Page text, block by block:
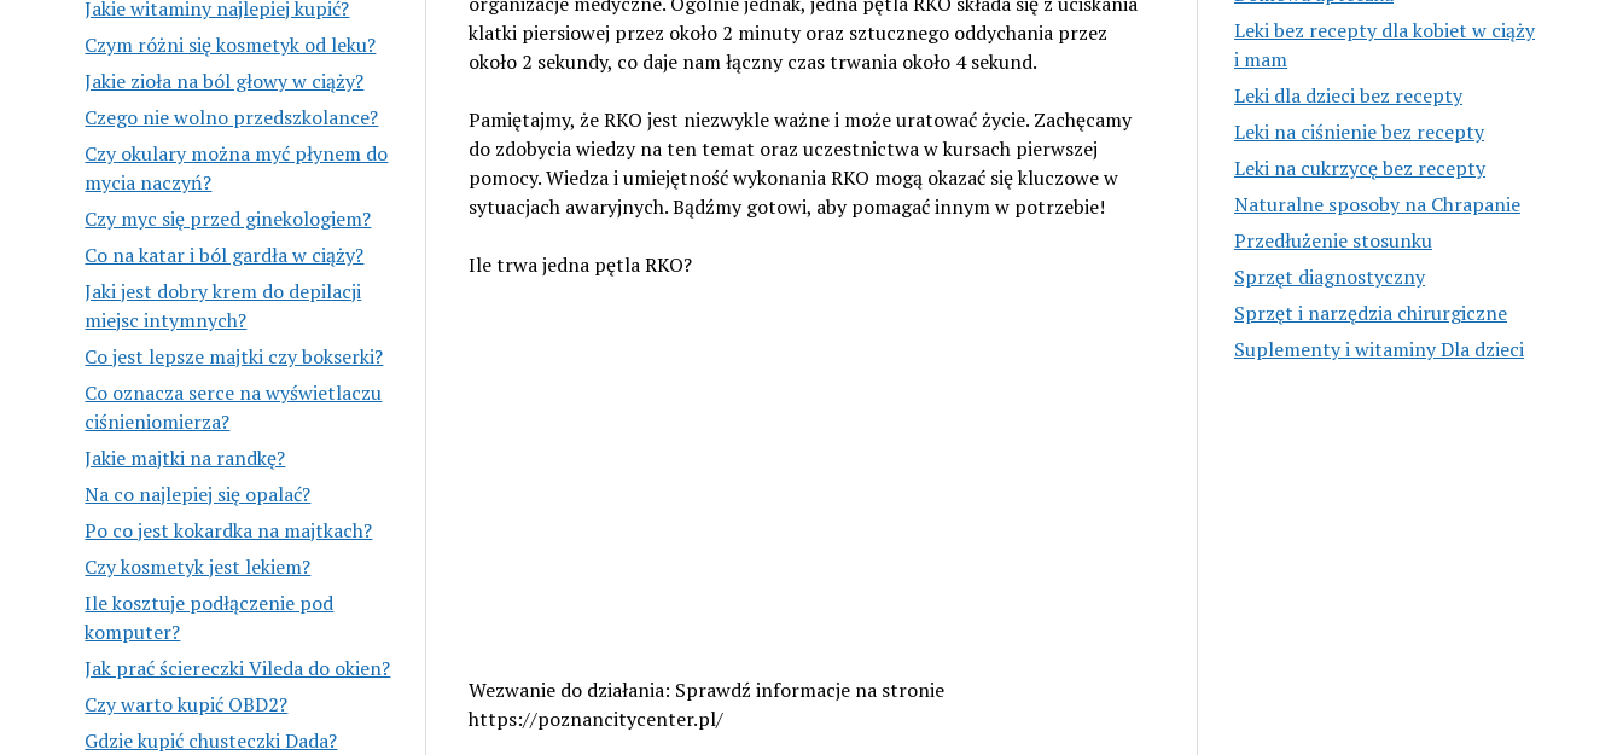
Jakie witaminy najlepiej kupić?
Czym różni się kosmetyk od leku?
Jakie zioła na ból głowy w ciąży?
Czego nie wolno przedszkolance?
Czy okulary można myć płynem do
mycia naczyń?
Czy myc się przed ginekologiem?
Co na katar i ból gardła w ciąży?
Jaki jest dobry krem do depilacji
miejsc intymnych?
Co jest lepsze majtki czy bokserki?
Co oznacza serce na wyświetlaczu
ciśnieniomierza?
Jakie majtki na randkę?
Na co najlepiej się opalać?
Po co jest kokardka na majtkach?
Czy kosmetyk jest lekiem?
Ile kosztuje podłączenie pod
komputer?
Jak prać ściereczki Vileda do okien?
Czy warto kupić OBD2?
Gdzie kupić chusteczki Dada?
klatki piersiowej przez około 2 minuty oraz sztucznego oddychania przez
około 2 sekundy, co daje nam łączny czas trwania około 4 sekund.
Pamiętajmy, że RKO jest niezwykle ważne i może uratować życie. Zachęcamy
do zdobycia wiedzy na ten temat oraz uczestnictwa w kursach pierwszej
pomocy. Wiedza i umiejętność wykonania RKO mogą okazać się kluczowe w
sytuacjach awaryjnych. Bądźmy gotowi, aby pomagać innym w potrzebie!
Ile trwa jedna pętla RKO?
Wezwanie do działania: Sprawdź informacje na stronie
https://poznancitycenter.pl/
Leki bez recepty dla kobiet w ciąży
i mam
Leki dla dzieci bez recepty
Leki na ciśnienie bez recepty
Leki na cukrzycę bez recepty
Naturalne sposoby na Chrapanie
Przedłużenie stosunku
Sprzęt diagnostyczny
Sprzęt i narzędzia chirurgiczne
Suplementy i witaminy Dla dzieci